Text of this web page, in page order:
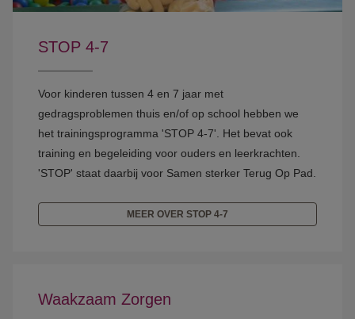
STOP 4-7
Voor kinderen tussen 4 en 7 jaar met
gedragsproblemen thuis en/of op school hebben we
het trainingsprogramma 'STOP 4-7'. Het bevat ook
training en begeleiding voor ouders en leerkrachten.
'STOP' staat daarbij voor Samen sterker Terug Op Pad.
MEER OVER STOP 4-7
Waakzaam Zorgen